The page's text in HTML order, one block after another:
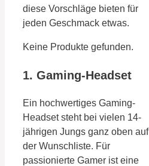
diese Vorschläge bieten für
jeden Geschmack etwas.
Keine Produkte gefunden.
1. Gaming-Headset
Ein hochwertiges Gaming-
Headset steht bei vielen 14-
jährigen Jungs ganz oben auf
der Wunschliste. Für
passionierte Gamer ist eine